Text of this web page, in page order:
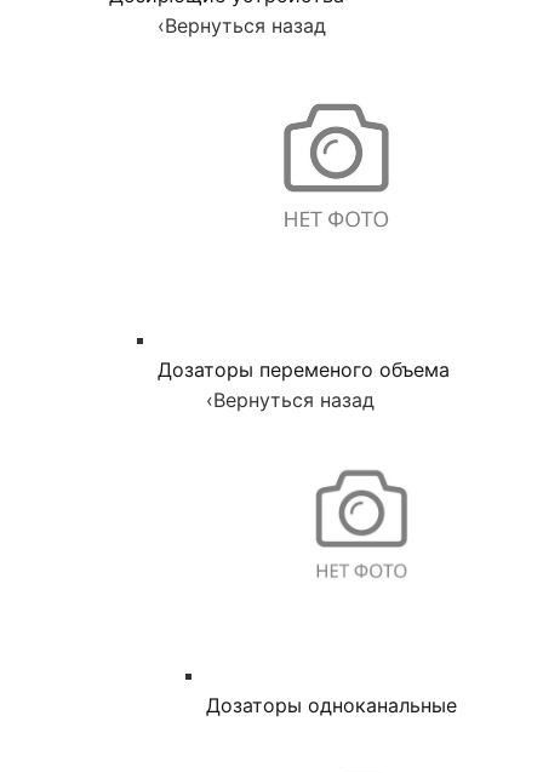
‹Вернуться назад
Дозаторы переменого объема
‹Вернуться назад
Дозаторы одноканальные